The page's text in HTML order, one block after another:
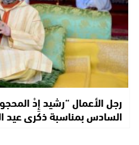
رجل الأعمال “رشيد إِدْ
السادس بمناسبة ذكرى عيد